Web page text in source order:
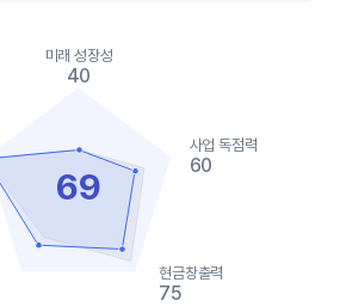
69
미래 성장성
40
사업 독점력
60
현금창출력
75